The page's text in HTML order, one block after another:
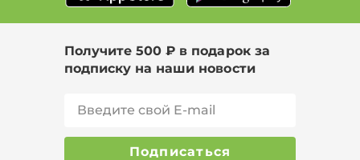
Получите 500 ₽ в подарок за
подписку на наши новости
Подписаться